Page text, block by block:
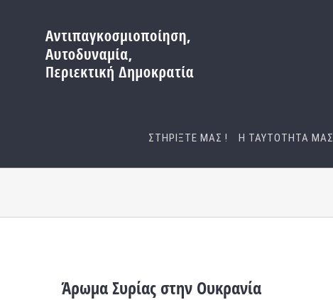
περιεχόμενο
ΣΤΗΡΙΞΤΕ ΜΑΣ ! Η ΤΑΥΤΟΤΗΤΑ ΜΑΣ
Άρωμα Συρίας στην Ουκρανία